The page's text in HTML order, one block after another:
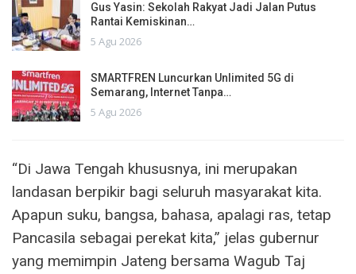
Gus Yasin: Sekolah Rakyat Jadi Jalan Putus
Rantai Kemiskinan…
5 Agu 2026
SMARTFREN Luncurkan Unlimited 5G di
Semarang, Internet Tanpa…
5 Agu 2026
“Di Jawa Tengah khususnya, ini merupakan
landasan berpikir bagi seluruh masyarakat kita.
Apapun suku, bangsa, bahasa, apalagi ras, tetap
Pancasila sebagai perekat kita,” jelas gubernur
yang memimpin Jateng bersama Wagub Taj